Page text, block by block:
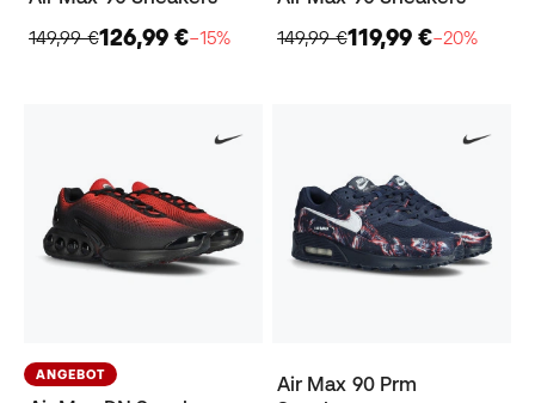
149,99 €126,99 €−15%
149,99 €119,99 €−20%
ANGEBOT
Air Max 90 Prm